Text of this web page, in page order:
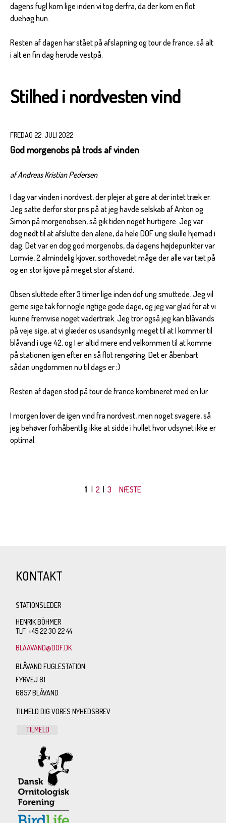
dagens fugl kom lige inden vi tog derfra, da der kom en flot
duehøg hun.
Resten af dagen har stået på afslapning og tour de france, så alt
i alt en fin dag herude vestpå.
Stilhed i nordvesten vind
FREDAG 22. JULI 2022
God morgenobs på trods af vinden
af Andreas Kristian Pedersen
I dag var vinden i nordvest, der plejer at gøre at der intet træk er.
Jeg satte derfor stor pris på at jeg havde selskab af Anton og
Simon på morgenobsen, så gik tiden noget hurtigere. Jeg var
dog nødt til at afslutte den alene, da hele DOF ung skulle hjemad i
dag. Det var en dog god morgenobs, da dagens højdepunkter var
Lomvie, 2 almindelig kjover, sorthovedet måge der alle var tæt på
og en stor kjove på meget stor afstand.
Obsen sluttede efter 3 timer lige inden dof ung smuttede. Jeg vil
gerne sige tak for nogle rigtige gode dage, og jeg var glad for at vi
kunne fremvise noget vadertræk. Jeg tror også jeg kan blåvands
på veje sige, at vi glæder os usandsynlig meget til at I kommer til
blåvand i uge 42, og I er altid mere end velkommen til at komme
på stationen igen efter en så flot rengøring. Det er åbenbart
sådan ungdommen nu til dags er ;)
Resten af dagen stod på tour de france kombineret med en lur.
I morgen lover de igen vind fra nordvest, men noget svagere, så
jeg behøver forhåbentlig ikke at sidde i hullet hvor udsynet ikke er
optimal.
1 | 2 | 3 NÆSTE
KONTAKT
STATIONSLEDER
HENRIK BÖHMER
TLF. +45 22 30 22 44
BLAAVAND@DOF.DK
BLÅVAND FUGLESTATION
FYRVEJ 81
6857 BLÅVAND
TILMELD DIG VORES NYHEDSBREV
TILMELD